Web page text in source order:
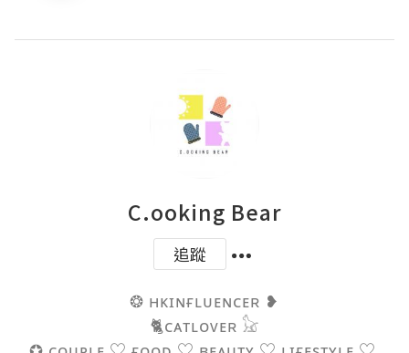
C.ooking Bear
追蹤
❂ ʜᴋɪɴғʟᴜᴇɴᴄᴇʀ ❥
🐈ᴄᴀᴛʟᴏᴠᴇʀ 𓃠